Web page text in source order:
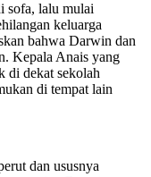
sofa, lalu mulai
keluarga
bahwa Darwin dan
Kepala Anais yang
di dekat sekolah
di tempat lain
dan ususnya